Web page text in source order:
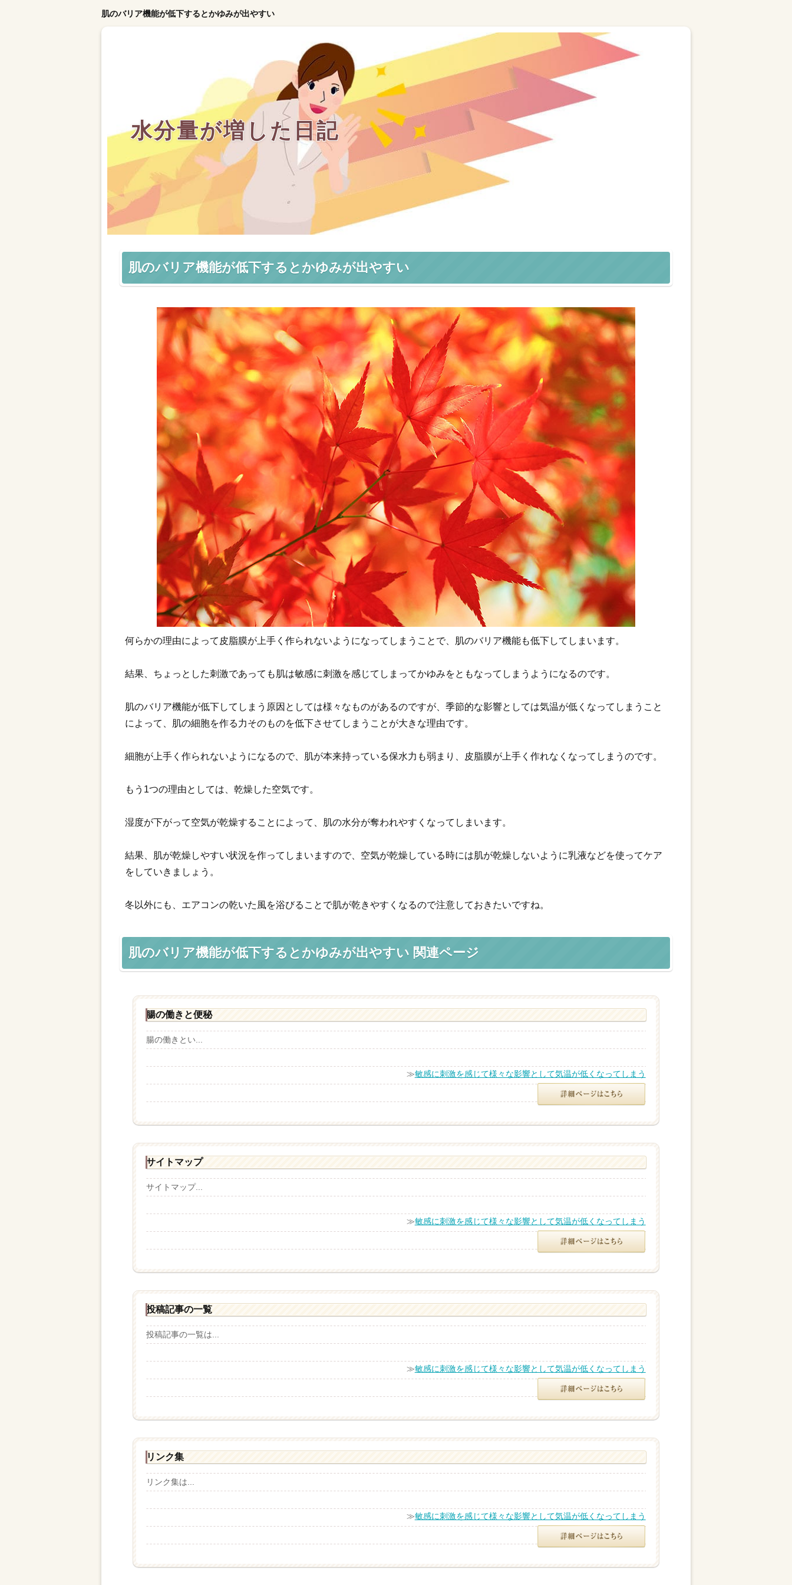
肌のバリア機能が低下するとかゆみが出やすい
水分量が増した日記
肌のバリア機能が低下するとかゆみが出やすい
何らかの理由によって皮脂膜が上手く作られないようになってしまうことで、肌のバリア機能も低下してしまいます。
結果、ちょっとした刺激であっても肌は敏感に刺激を感じてしまってかゆみをともなってしまうようになるのです。
肌のバリア機能が低下してしまう原因としては様々なものがあるのですが、季節的な影響としては気温が低くなってしまうこと
によって、肌の細胞を作る力そのものを低下させてしまうことが大きな理由です。
細胞が上手く作られないようになるので、肌が本来持っている保水力も弱まり、皮脂膜が上手く作れなくなってしまうのです。
もう1つの理由としては、乾燥した空気です。
湿度が下がって空気が乾燥することによって、肌の水分が奪われやすくなってしまいます。
結果、肌が乾燥しやすい状況を作ってしまいますので、空気が乾燥している時には肌が乾燥しないように乳液などを使ってケア
をしていきましょう。
冬以外にも、エアコンの乾いた風を浴びることで肌が乾きやすくなるので注意しておきたいですね。
肌のバリア機能が低下するとかゆみが出やすい 関連ページ
腸の働きと便秘
腸の働きとい...
≫敏感に刺激を感じて様々な影響として気温が低くなってしまう
サイトマップ
サイトマップ...
≫敏感に刺激を感じて様々な影響として気温が低くなってしまう
投稿記事の一覧
投稿記事の一覧は...
≫敏感に刺激を感じて様々な影響として気温が低くなってしまう
リンク集
リンク集は...
≫敏感に刺激を感じて様々な影響として気温が低くなってしまう